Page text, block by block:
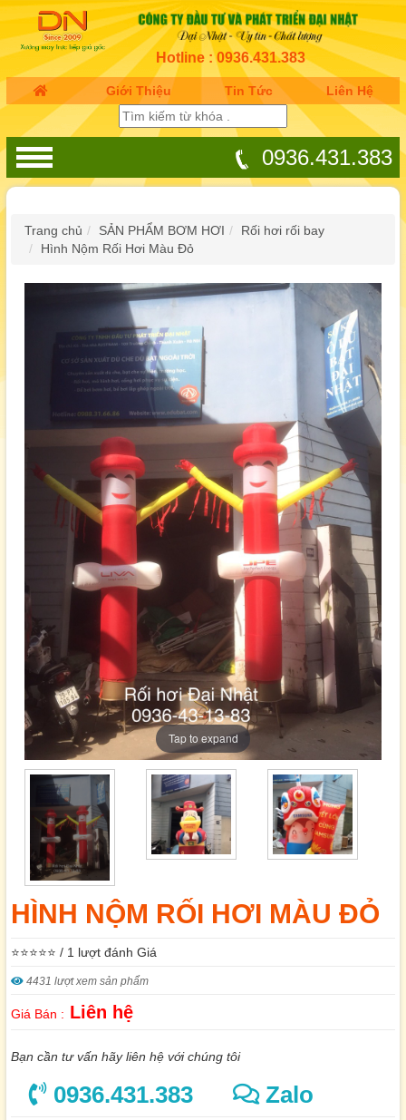
Hotline : 0936.431.383
Giới Thiệu Tin Tức Liên Hệ
0936.431.383
Trang chủ SẢN PHẨM BƠM HƠI
Rối hơi rối bay
Hình Nộm Rối Hơi Màu Đỏ
Tap to expand
HÌNH NỘM RỐI HƠI MÀU ĐỎ
⭐⭐⭐⭐⭐ / 1 lượt đánh Giá
4431 lượt xem sản phẩm
Giá Bán : Liên hệ
Bạn cần tư vấn hãy liên hệ với chúng tôi
0936.431.383 Zalo